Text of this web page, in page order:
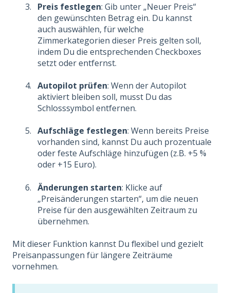
Preis festlegen: Gib unter „Neuer Preis“
den gewünschten Betrag ein. Du kannst
auch auswählen, für welche
Zimmerkategorien dieser Preis gelten soll,
indem Du die entsprechenden Checkboxes
setzt oder entfernst.
Autopilot prüfen: Wenn der Autopilot
aktiviert bleiben soll, musst Du das
Schlosssymbol entfernen.
Aufschläge festlegen: Wenn bereits Preise
vorhanden sind, kannst Du auch prozentuale
oder feste Aufschläge hinzufügen (z.B. +5 %
oder +15 Euro).
Änderungen starten: Klicke auf
„Preisänderungen starten“, um die neuen
Preise für den ausgewählten Zeitraum zu
übernehmen.
Mit dieser Funktion kannst Du flexibel und gezielt
Preisanpassungen für längere Zeiträume
vornehmen.